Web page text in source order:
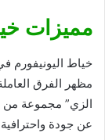
مميزات
خياط اليونيفورم
مظهر الفرق
الزي” مجموعة من
عن جودة